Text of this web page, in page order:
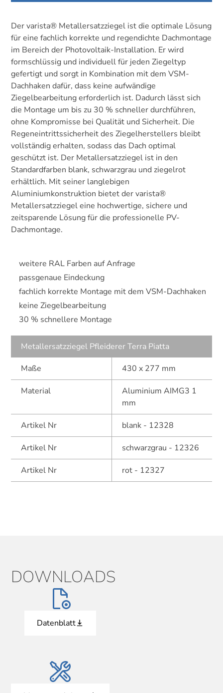
Der varista® Metallersatzziegel ist die optimale Lösung
für eine fachlich korrekte und regendichte Dachmontage
im Bereich der Photovoltaik-Installation. Er wird
formschlüssig und individuell für jeden Ziegeltyp
gefertigt und sorgt in Kombination mit dem VSM-
Dachhaken dafür, dass keine aufwändige
Ziegelbearbeitung erforderlich ist. Dadurch lässt sich
die Montage um bis zu 30 % schneller durchführen,
ohne Kompromisse bei Qualität und Sicherheit. Die
Regeneintrittssicherheit des Ziegelherstellers bleibt
vollständig erhalten, sodass das Dach optimal
geschützt ist. Der Metallersatzziegel ist in den
Standardfarben blank, schwarzgrau und ziegelrot
erhältlich. Mit seiner langlebigen
Aluminiumkonstruktion bietet der varista®
Metallersatzziegel eine hochwertige, sichere und
zeitsparende Lösung für die professionelle PV-
Dachmontage.
weitere RAL Farben auf Anfrage
passgenaue Eindeckung
fachlich korrekte Montage mit dem VSM-Dachhaken
keine Ziegelbearbeitung
30 % schnellere Montage
Metallersatzziegel Pfleiderer Terra Piatta
Maße
430 x 277 mm
Material
Aluminium AIMG3 1
mm
Artikel Nr blank - 12328
Artikel Nr schwarzgrau - 12326
Artikel Nr rot - 12327
DOWNLOADS
Datenblatt